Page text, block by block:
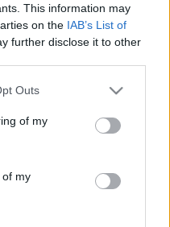
This information may
on the IAB’s List of
further disclose it to other
one or more Google
You may click to
its third-party tags to
in below Google
Outs
of my
of my
10-2024 10:00
παρεμβάσεις στη
–
φορολογικό
Διευκρινίσεις ΑΑΔΕ για